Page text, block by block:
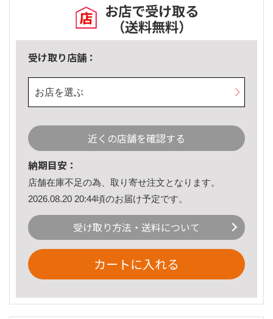
お店で受け取る
（送料無料）
受け取り店舗：
お店を選ぶ
近くの店舗を確認する
納期目安：
店舗在庫不足の為、取り寄せ注文となります。
2026.08.20 20:44頃のお届け予定です。
受け取り方法・送料について
カートに入れる